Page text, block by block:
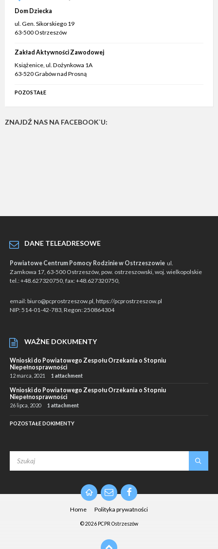
Dom Dziecka
ul. Gen. Sikorskiego 19
63-500 Ostrzeszów
Zakład Aktywności Zawodowej
Książenice, ul. Dożynkowa 1A
63-520 Grabów nad Prosną
POZOSTAŁE
ZNAJDŹ NAS NA FACEBOOK`U:
DANE TELEADRESOWE
Powiatowe Centrum Pomocy Rodzinie w Ostrzeszowie ul.
Zamkowa 17, 63-500 Ostrzeszów, pow. ostrzeszowski, woj. wielkopolskie
tel.: +48.627320750, fax: +48.627320750,
email: biuro@pcprostrzeszow.pl, https://pcprostrzeszow.pl
NIP: 514-01-42-783, Regon: 250864304
WAŻNE DOKUMENTY
Wnioski do Powiatowego Zespołu Orzekania o Stopniu
Niepełnosprawności
12 marca, 2021 1 attachment
Wnioski do Powiatowego Zespołu Orzekania o Stopniu
Niepełnosprawności
26 lipca, 2020 1 attachment
POZOSTAŁE DOKIMENTY
EmailFacebook
Home Polityka prywatności
© 2026 PCPR Ostrzeszów